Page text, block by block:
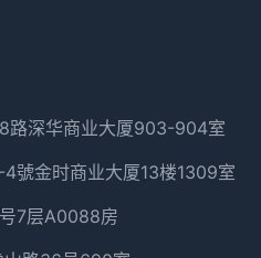
路深华商业大厦903-904室
號金时商业大厦13楼1309室
7层A0088房